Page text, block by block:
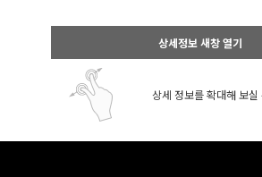
상세정보 새창 열기
상세 정보를 확대해 보실